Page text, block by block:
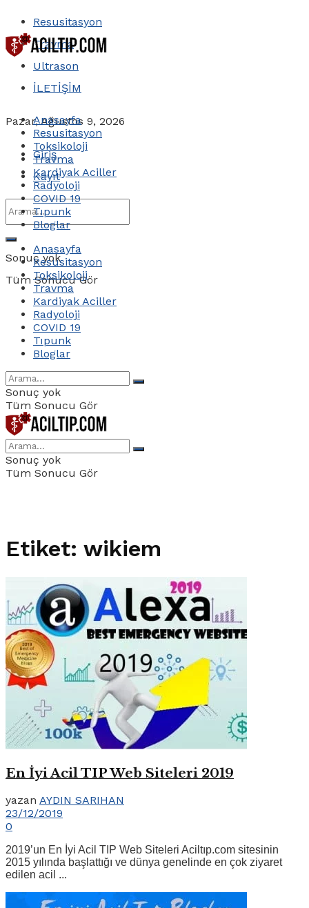
Resusitasyon
Travma
Ultrason
İLETİŞİM
Pazar, Ağustos 9, 2026
Giriş
Kayıt
Sonuç yok
Tüm Sonucu Gör
Anasayfa
Resusitasyon
Toksikoloji
Travma
Kardiyak Aciller
Radyoloji
COVID 19
Tıpunk
Bloglar
Anasayfa
Resusitasyon
Toksikoloji
Travma
Kardiyak Aciller
Radyoloji
COVID 19
Tıpunk
Bloglar
Sonuç yok
Tüm Sonucu Gör
Sonuç yok
Tüm Sonucu Gör
Etiket: wikiem
En İyi Acil TIP Web Siteleri 2019
yazan AYDIN SARIHAN
23/12/2019
0
2019’un En İyi Acil TIP Web Siteleri Aciltıp.com sitesinin
2015 yılında başlattığı ve dünya genelinde en çok ziyaret
edilen acil ...